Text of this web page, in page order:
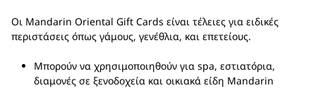
Οι Mandarin Oriental Gift Cards είναι τέλειες για ειδικές
περιστάσεις όπως γάμους, γενέθλια, και επετείους.
Μπορούν να χρησιμοποιηθούν για spa, εστιατόρια,
διαμονές σε ξενοδοχεία και οικιακά είδη Mandarin